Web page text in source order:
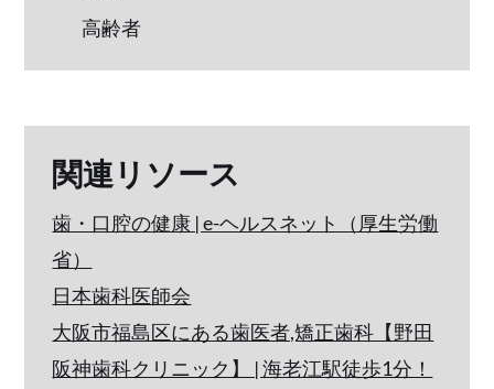
高齢者
関連リソース
歯・口腔の健康 | e-ヘルスネット（厚生労働
省）
日本歯科医師会
大阪市福島区にある歯医者,矯正歯科【野田
阪神歯科クリニック】 | 海老江駅徒歩1分！